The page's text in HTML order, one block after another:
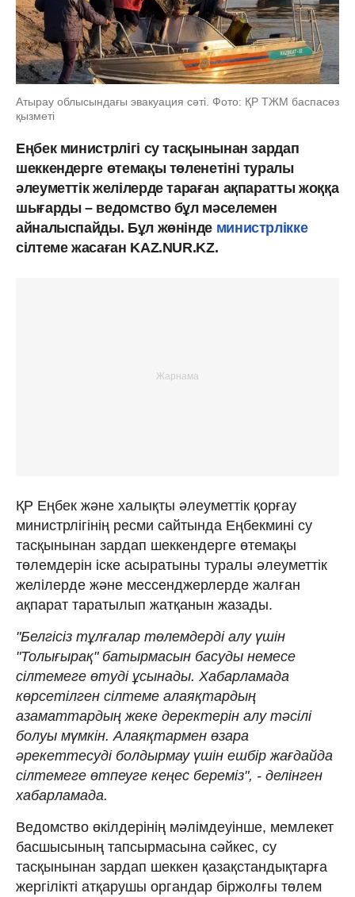
Атырау облысындағы эвакуация сәті. Фото: ҚР ТЖМ баспасөз
қызметі
Еңбек министрлігі су тасқынынан зардап
шеккендерге өтемақы төленетіні туралы
әлеуметтік желілерде тараған ақпаратты жоққа
шығарды – ведомство бұл мәселемен
айналыспайды. Бұл жөнінде министрлікке
сілтеме жасаған KAZ.NUR.KZ.
ҚР Еңбек және халықты әлеуметтік қорғау
министрлігінің ресми сайтында Еңбекмині су
тасқынынан зардап шеккендерге өтемақы
төлемдерін іске асыратыны туралы әлеуметтік
желілерде және мессенджерлерде жалған
ақпарат таратылып жатқанын жазады.
"Белгісіз тұлғалар төлемдерді алу үшін
"Толығырақ" батырмасын басуды немесе
сілтемеге өтуді ұсынады. Хабарламада
көрсетілген сілтеме алаяқтардың
азаматтардың жеке деректерін алу тәсілі
болуы мүмкін. Алаяқтармен өзара
әрекеттесуді болдырмау үшін ешбір жағдайда
сілтемеге өтпеуге кеңес береміз", - делінген
хабарламада.
Ведомство өкілдерінің мәлімдеуінше, мемлекет
басшысының тапсырмасына сәйкес, су
тасқынынан зардап шеккен қазақстандықтарға
жергілікті атқарушы органдар біржолғы төлем